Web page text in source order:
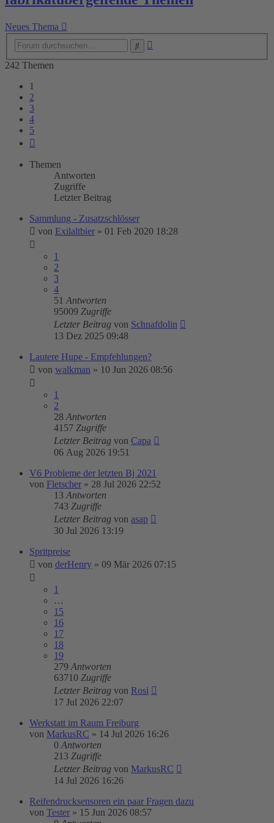
Neues Thema
242 Themen
1
2
3
4
5
Themen
Antworten
Zugriffe
Letzter Beitrag
Sammlung - Zusatzschlösser
von Exilaltbier » 01 Feb 2020 18:28
1
2
3
4
51 Antworten
95009 Zugriffe
Letzter Beitrag von Schnafdolin
13 Dez 2025 09:48
Lautere Hupe - Empfehlungen?
von walkman » 10 Jun 2026 08:56
1
2
28 Antworten
4157 Zugriffe
Letzter Beitrag von Capa
06 Aug 2026 19:51
V6 Probleme der letzten Bj 2021
von Fletscher » 28 Jul 2026 22:52
13 Antworten
743 Zugriffe
Letzter Beitrag von asap
30 Jul 2026 13:19
Spritpreise
von derHenry » 09 Mär 2026 07:15
1
…
15
16
17
18
19
279 Antworten
63710 Zugriffe
Letzter Beitrag von Rosi
17 Jul 2026 22:07
Werkstatt im Raum Freiburg
von MarkusRC » 14 Jul 2026 16:26
0 Antworten
213 Zugriffe
Letzter Beitrag von MarkusRC
14 Jul 2026 16:26
Reifendrucksensoren ein paar Fragen dazu
von Tester » 15 Jun 2026 08:57